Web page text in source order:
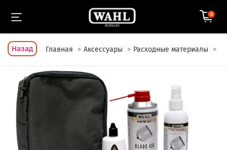
0
Назад Главная Аксессуары Расходные материалы